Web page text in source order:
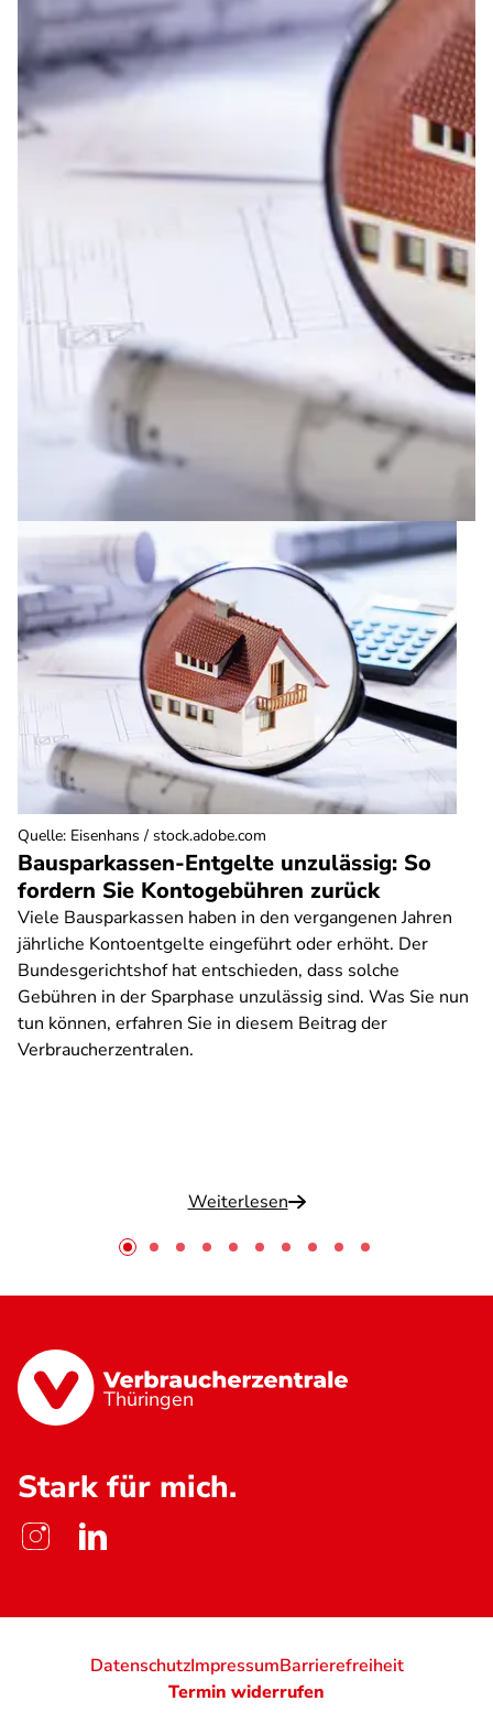
Bausparkassen-Entgelte unzulässig: So
fordern Sie Kontogebühren zurück
Viele Bausparkassen haben in den vergangenen Jahren
jährliche Kontoentgelte eingeführt oder erhöht. Der
Bundesgerichtshof hat entschieden, dass solche
Gebühren in der Sparphase unzulässig sind. Was Sie nun
tun können, erfahren Sie in diesem Beitrag der
Verbraucherzentralen.
Weiterlesen
Quelle: Eisenhans / stock.adobe.com
Thüringen
Stark für mich.
DatenschutzImpressumBarrierefreiheit
Termin widerrufen